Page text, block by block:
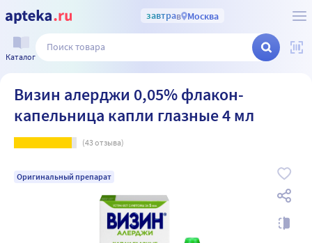
завтрав Москва
Каталог
Визин алерджи 0,05% флакон-
капельница капли глазные 4 мл
(43отзыва)
Оригинальный препарат